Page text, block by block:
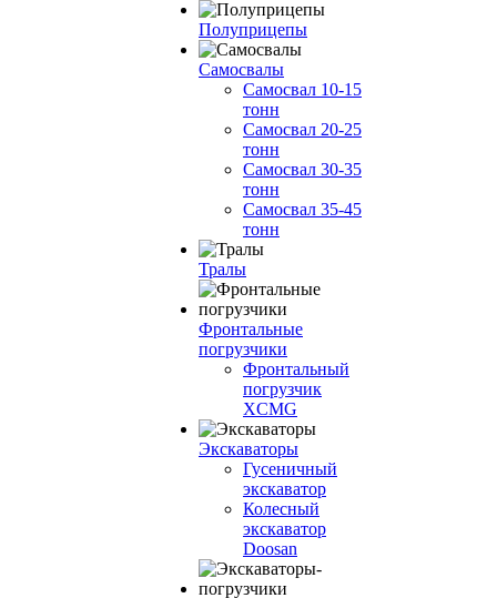
Полуприцепы
Самосвалы
Самосвал 10-15
тонн
Самосвал 20-25
тонн
Самосвал 30-35
тонн
Самосвал 35-45
тонн
Тралы
Фронтальные
погрузчики
Фронтальный
погрузчик
XСMG
Экскаваторы
Гусеничный
экскаватор
Колесный
экскаватор
Doosan